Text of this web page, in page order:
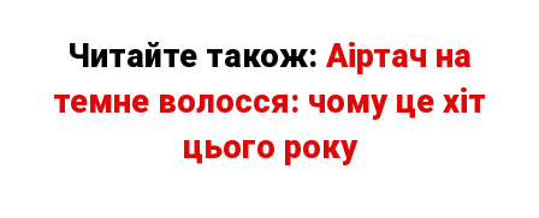
Читайте також: Аіртач на
темне волосся: чому це хіт
цього року